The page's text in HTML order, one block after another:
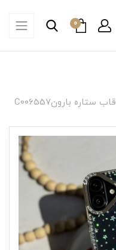
0
قاب ستاره بارونC006557